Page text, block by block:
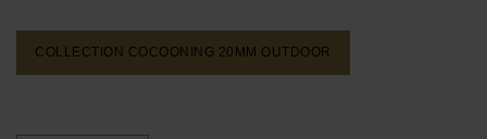
COLLECTION COCOONING 20MM OUTDOOR